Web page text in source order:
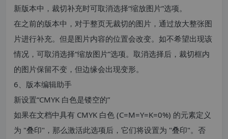
新版本中，裁切补充时可取消选择“缩放图片”选项。
在之前的版本中，对于整页无裁切的图片，通过放大整张图
片进行补充。但是图片内容的位置会改变。如不希望出现该
情况，可取消选择“缩放图片”选项。取消选择后，裁切框内
的图片保留不变，但边缘会出现变形。
6、版本编辑助手
新设置“CMYK 白色是镂空的”
如果在文档中具有 CMYK 白色 (C=M=Y=K=0%) 的元素定义
为 "叠印"，那么激活此选项后，它们将设置为 "叠印"。否